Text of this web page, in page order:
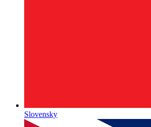
Slovensky